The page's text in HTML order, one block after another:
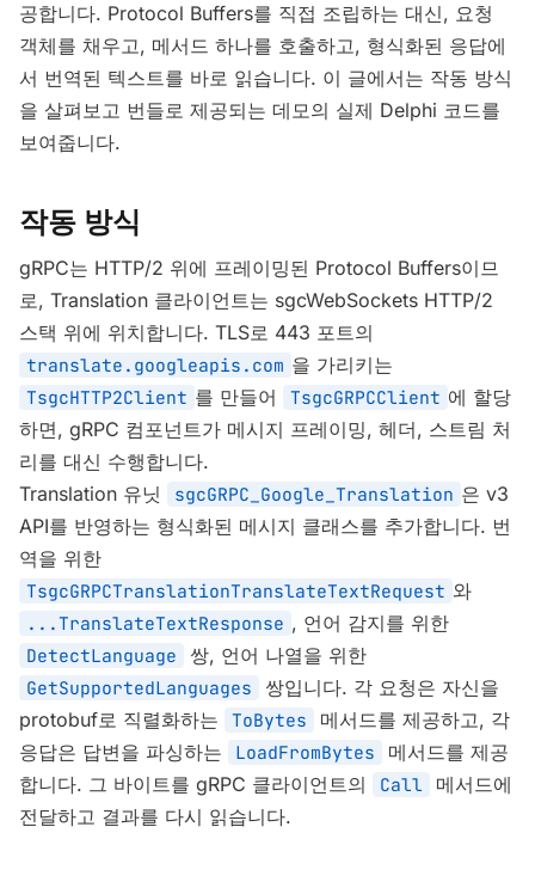
공합니다. Protocol Buffers를 직접 조립하는 대신, 요청
객체를 채우고, 메서드 하나를 호출하고, 형식화된 응답에
서 번역된 텍스트를 바로 읽습니다. 이 글에서는 작동 방식
을 살펴보고 번들로 제공되는 데모의 실제 Delphi 코드를
보여줍니다.
작동 방식
gRPC는 HTTP/2 위에 프레이밍된 Protocol Buffers이므
로, Translation 클라이언트는 sgcWebSockets HTTP/2
스택 위에 위치합니다. TLS로 443 포트의
translate.googleapis.com 을 가리키는
TsgcHTTP2Client 를 만들어 TsgcGRPCClient 에 할당
하면, gRPC 컴포넌트가 메시지 프레이밍, 헤더, 스트림 처
리를 대신 수행합니다.
Translation 유닛
sgcGRPC_Google_Translation 은 v3
API를 반영하는 형식화된 메시지 클래스를 추가합니다. 번
역을 위한
TsgcGRPCTranslationTranslateTextRequest 와
...TranslateTextResponse , 언어 감지를 위한
DetectLanguage 쌍, 언어 나열을 위한
GetSupportedLanguages
쌍입니다. 각 요청은 자신을
protobuf로 직렬화하는
ToBytes
메서드를 제공하고, 각
응답은 답변을 파싱하는
LoadFromBytes
메서드를 제공
합니다. 그 바이트를 gRPC 클라이언트의
Call
메서드에
전달하고 결과를 다시 읽습니다.